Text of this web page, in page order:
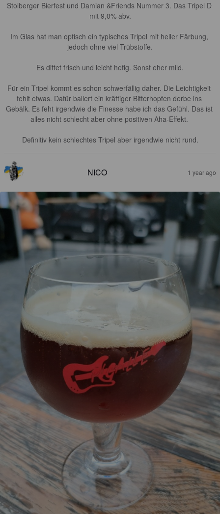
Stolberger Bierfest und Damian &Friends Nummer 3. Das Tripel D
mit 9,0% abv.
Im Glas hat man optisch ein typisches Tripel mit heller Färbung,
jedoch ohne viel Trübstoffe.
Es diftet frisch und leicht hefig. Sonst eher mild.
Für ein Tripel kommt es schon schwerfällig daher. Die Leichtigkeit
fehlt etwas. Dafür ballert ein kräftiger Bitterhopfen derbe ins
Gebälk. Es feht irgendwie die Finesse habe ich das Gefühl. Das ist
alles nicht schlecht aber ohne positiven Aha-Effekt.
Definitiv kein schlechtes Tripel aber irgendwie nicht rund.
NICO 1 year ago